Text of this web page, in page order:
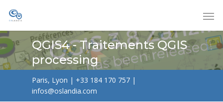
QGIS4 - Traitements QGIS
processing
Paris, Lyon | +33 184 170 757 |
infos@oslandia.com